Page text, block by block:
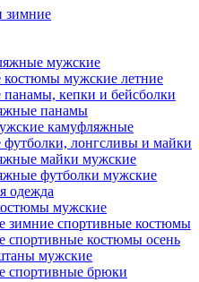
зимние
мужские
мужские летние
кепки и бейсболки
панамы
камуфляжные
лонгсливы и майки
майки мужские
футболки мужские
одежда
мужские
зимние спортивные костюмы
спортивные костюмы осень
мужские
спортивные брюки